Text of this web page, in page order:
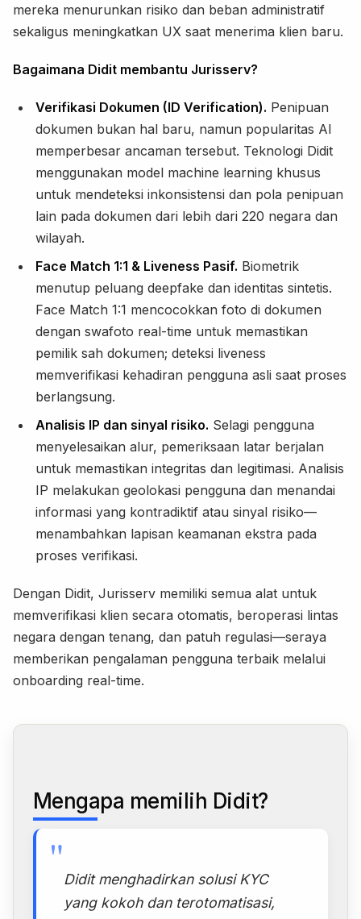
mereka menurunkan risiko dan beban administratif
sekaligus meningkatkan UX saat menerima klien baru.
Bagaimana Didit membantu Jurisserv?
Verifikasi Dokumen (ID Verification). Penipuan
dokumen bukan hal baru, namun popularitas AI
memperbesar ancaman tersebut. Teknologi Didit
menggunakan model machine learning khusus
untuk mendeteksi inkonsistensi dan pola penipuan
lain pada dokumen dari lebih dari 220 negara dan
wilayah.
Face Match 1:1 & Liveness Pasif. Biometrik
menutup peluang deepfake dan identitas sintetis.
Face Match 1:1 mencocokkan foto di dokumen
dengan swafoto real-time untuk memastikan
pemilik sah dokumen; deteksi liveness
memverifikasi kehadiran pengguna asli saat proses
berlangsung.
Analisis IP dan sinyal risiko. Selagi pengguna
menyelesaikan alur, pemeriksaan latar berjalan
untuk memastikan integritas dan legitimasi. Analisis
IP melakukan geolokasi pengguna dan menandai
informasi yang kontradiktif atau sinyal risiko—
menambahkan lapisan keamanan ekstra pada
proses verifikasi.
Dengan Didit, Jurisserv memiliki semua alat untuk
memverifikasi klien secara otomatis, beroperasi lintas
negara dengan tenang, dan patuh regulasi—seraya
memberikan pengalaman pengguna terbaik melalui
onboarding real-time.
Mengapa memilih Didit?
"Didit menghadirkan solusi KYC
yang kokoh dan terotomatisasi,